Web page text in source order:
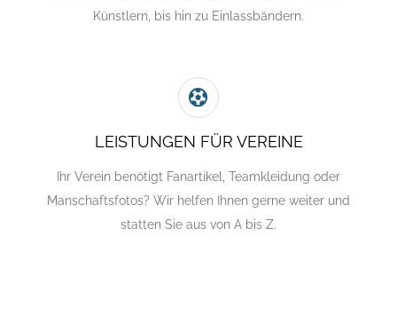
Künstlern, bis hin zu Einlassbändern.
LEISTUNGEN FÜR VEREINE
Ihr Verein benötigt Fanartikel, Teamkleidung oder
Manschaftsfotos? Wir helfen Ihnen gerne weiter und
statten Sie aus von A bis Z.